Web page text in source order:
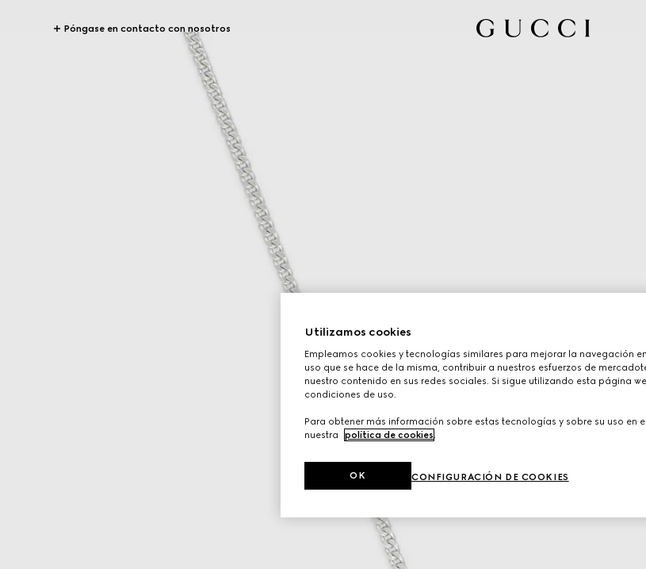
Póngase en contacto con nosotros
Utilizamos cookies
Empleamos cookies y tecnologías similares para mejorar la navegación
uso que se hace de la misma, contribuir a nuestros esfuerzos de
nuestro contenido en sus redes sociales. Si sigue utilizando esta página
condiciones de uso.
Para obtener más información sobre estas tecnologías y sobre su uso en
nuestra
política de cookies.
CONFIGURACIÓN DE COOKIES
OK